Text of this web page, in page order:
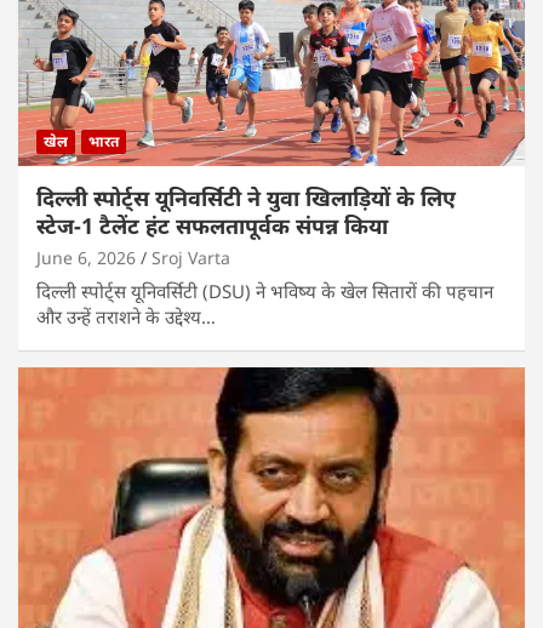
खेल भारत
दिल्ली स्पोर्ट्स यूनिवर्सिटी ने युवा खिलाड़ियों के लिए
स्टेज-1 टैलेंट हंट सफलतापूर्वक संपन्न किया
June 6, 2026 Sroj Varta
दिल्ली स्पोर्ट्स यूनिवर्सिटी (DSU) ने भविष्य के खेल सितारों की पहचान
और उन्हें तराशने के उद्देश्य…